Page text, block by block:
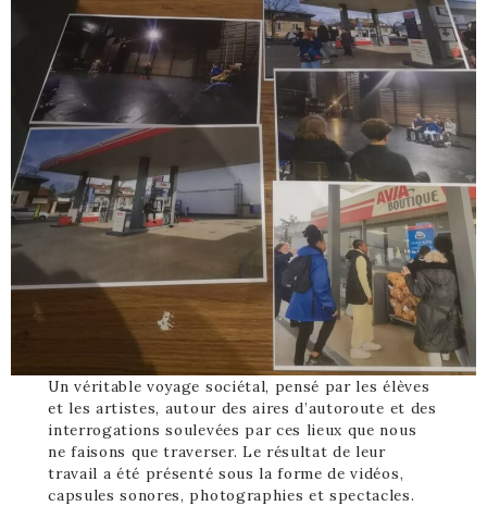
Un véritable voyage sociétal, pensé par les élèves
et les artistes, autour des aires d’autoroute et des
interrogations soulevées par ces lieux que nous
ne faisons que traverser. Le résultat de leur
travail a été présenté sous la forme de vidéos,
capsules sonores, photographies et spectacles.